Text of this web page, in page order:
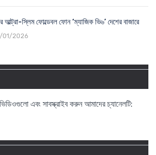
আল্ট্রা-স্লিম ফোল্ডেবল ফোন ‘ম্যাজিক ভি৬’ দেশের বাজারে
2026
এবং সাবস্ক্রাইব করুন আমাদের চ্যানেলটি: